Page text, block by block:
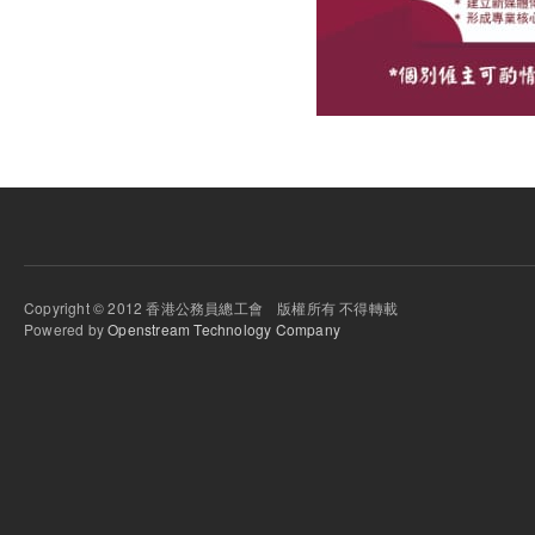
Copyright © 2012 香港公務員總工會 版權所有 不得轉載
Powered byOpenstream Technology Company